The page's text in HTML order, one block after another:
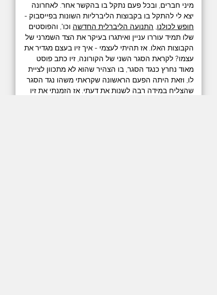
מיני חברים, ובכל פעם נתקל בו בהקשר אחר. לאחרונה
יצא לי להתקל בו בקבוצות הליברליות השונות בפייסבוק -
חופש לכולנו, התנועה הליברלית החדשה וכו', והפוסטים
שלו תמיד עוררו עניין ואיתגרו בעיקר את הצד השמרני של
הקבוצות האלו. אז תהיתי לעצמי - איך זיו בעצם מגדיר את
עצמו? לקראת הסגר השני של הקורונה, זיו כתב פוסט
מאוד נחרץ כנגד הסגר, בו הצהיר שהוא לא מתכוון לציית
לו, וזאת היתה הפעם הראשונה שקראתי משהו נגד הסגר
שהצליח במידה רבה לשנות את דעתי. אז הזמנתי את זיו